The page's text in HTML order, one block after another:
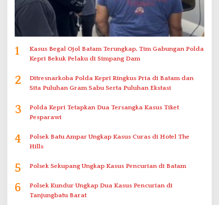
1
Kasus Begal Ojol Batam Terungkap, Tim Gabungan Polda
Kepri Bekuk Pelaku di Simpang Dam
2
Ditresnarkoba Polda Kepri Ringkus Pria di Batam dan
Sita Puluhan Gram Sabu Serta Puluhan Ekstasi
3
Polda Kepri Tetapkan Dua Tersangka Kasus Tiket
Pesparawi
4
Polsek Batu Ampar Ungkap Kasus Curas di Hotel The
Hills
5 Polsek Sekupang Ungkap Kasus Pencurian di Batam
6
Polsek Kundur Ungkap Dua Kasus Pencurian di
Tanjungbatu Barat